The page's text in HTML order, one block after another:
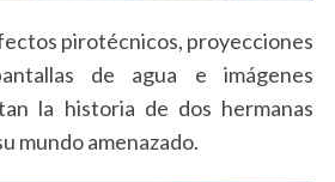
pirotécnicos, proyecciones
de agua e imágenes
la historia de dos hermanas
mundo amenazado.